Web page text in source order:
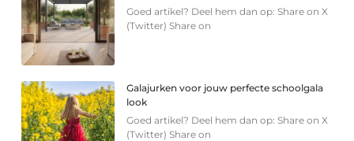
Goed artikel? Deel hem dan op: Share on X
(Twitter) Share on
Galajurken voor jouw perfecte schoolgala
look
Goed artikel? Deel hem dan op: Share on X
(Twitter) Share on